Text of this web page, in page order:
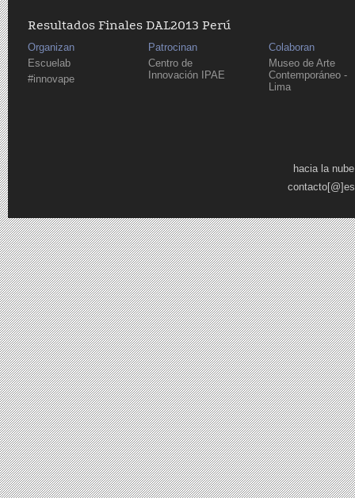
Resultados Finales DAL2013 Perú
Organizan
Escuelab
#innovape
Patrocinan
Centro de
Innovación IPAE
Colaboran
Museo de Arte
Contemporáneo -
Lima
hacia la